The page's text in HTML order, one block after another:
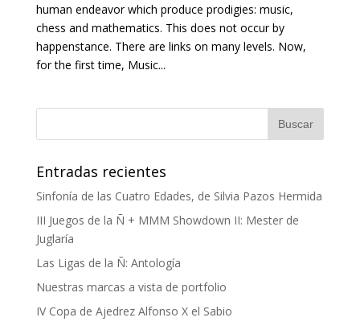
human endeavor which produce prodigies: music,
chess and mathematics. This does not occur by
happenstance. There are links on many levels. Now,
for the first time, Music...
Entradas recientes
Sinfonía de las Cuatro Edades, de Silvia Pazos Hermida
III Juegos de la Ñ + MMM Showdown II: Mester de
Juglaría
Las Ligas de la Ñ: Antología
Nuestras marcas a vista de portfolio
IV Copa de Ajedrez Alfonso X el Sabio